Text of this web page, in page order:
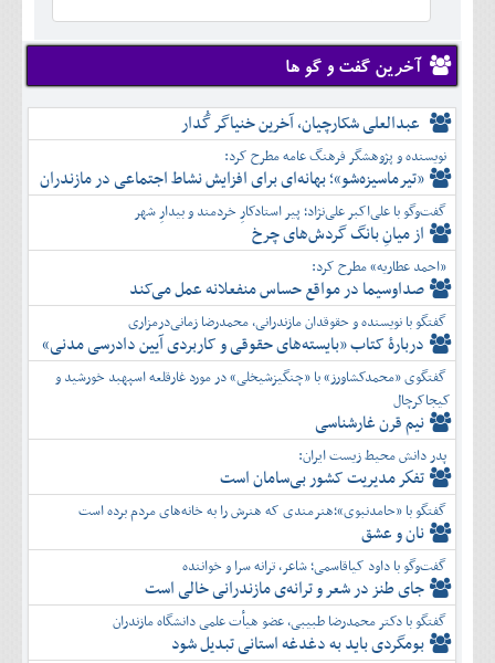
تير
مرداد
شهريور
مهر
آبان
آذر
دی
بهمن
اسفند
آخرین گفت و گو ها
عبدالعلی شکارچیان، آخرین خنیاگر گُدار
نویسنده و پژوهشگر فرهنگ عامه مطرح کرد:
«تیرماسیزه‌شو»؛ بهانه‌ای برای افزایش نشاط اجتماعی در مازندران
گفت‌وگو با علی‌اکبر علی‌نژاد؛ پیر استادکارِ خردمند و بیدارِ شهر
از میانِ بانگ گردش‌های چرخ
«احمد عطاریه» مطرح کرد:
صداوسیما در مواقع حساس منفعلانه عمل می‌کند
گفتگو با نویسنده و حقوقدان مازندرانی، محمدرضا زمانی‌درمزاری
دربارۀ کتاب ”بایسته‌های حقوقی و کاربردی آیین دادرسی مدنی»
گفتگوی «محمدکشاورز» با «چنگیزشیخلی» در مورد غارقلعه اسپهبد خورشید و
کیجاکرچال
نیم قرن غارشناسی
پدر دانش محیط زیست ایران:
تفكر مديريت کشور بی‌سامان است
گفتگو با «حامدنبوی»؛هنرمندی که هنرش را به خانه‌های مردم برده است
نان و عشق
گفت‌وگو با داود کیاقاسمی؛ شاعر، ترانه سرا و خواننده
جای طنز در شعر و ترانه‌ی مازندرانی خالی است
گفتگو با دکتر محمدرضا طبیبی، عضو هیأت علمی دانشگاه مازندران
بومگردی باید به دغدغه استانی تبدیل شود